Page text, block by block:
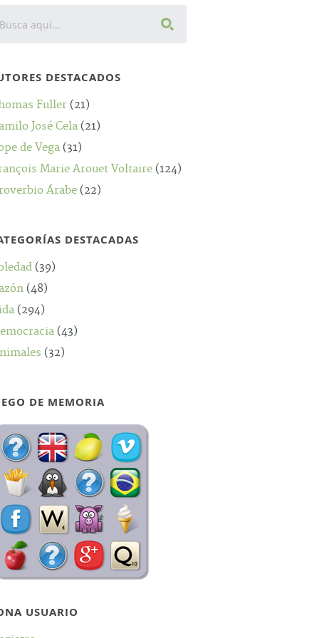
DESTACADOS
Fuller (21)
José Cela (21)
de Vega (31)
Marie Arouet Voltaire (124)
Árabe (22)
DESTACADAS
(39)
(48)
(294)
(43)
(32)
DE MEMORIA
USUARIO